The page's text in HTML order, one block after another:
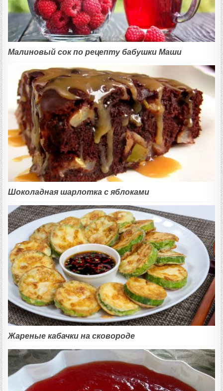
Малиновый сок по рецепту бабушки Маши
Шоколадная шарлотка с яблоками
Жареные кабачки на сковороде